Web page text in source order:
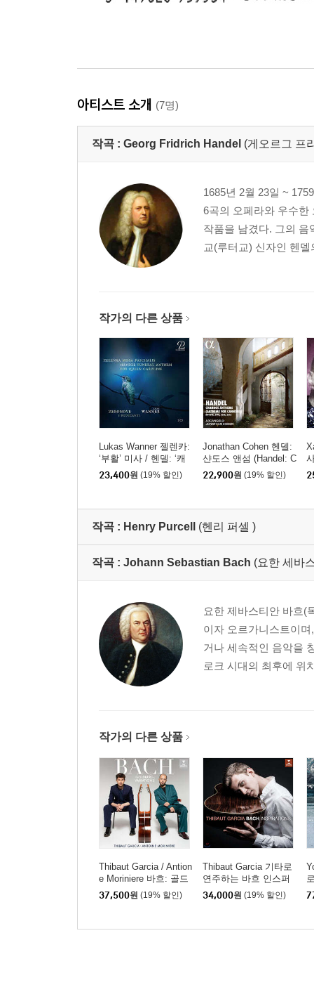
아티스트 소개 (7명)
작곡 : Georg Fridrich Handel (게오르그 프
1685년 2월 23일 ~
6곡의 오페라와 우수한
작품을 남겼다. 그의
교(루터교) 신자인 헨
작가의 다른 상품
Lukas Wanner 젤렌카:
‘부활’ 미사 / 헨델: ‘캐
롤라인 왕비를 위한 장
례식 앤섬’ (Zelenka: Mi
l: Funeral Anthem for Q
23,400원 (19% 할인)
Jonathan Cohen 헨델:
샨도스 앤섬 (Handel: C
handos Anthems - Anth
ems for Cannons)
22,900원 (19% 할인)
작곡 : Henry Purcell (헨리 퍼셀 )
작곡 : Johann Sebastian Bach (요한 세바
요한 제바스티안 바흐(
이자 오르가니스트이
거나 세속적인 음악을
로크 시대의 최후에 위
작가의 다른 상품
Thibaut Garcia / Antion
e Moriniere 바흐: 골드
베르크 변주곡 (Bach:
Goldberg Variations) [S
37,500원 (19% 할인)
Thibaut Garcia 기타로
연주하는 바흐 인스퍼
레이션 (Bach Inspiratio
ns) [UHQCD]
34,000원 (19% 할인)